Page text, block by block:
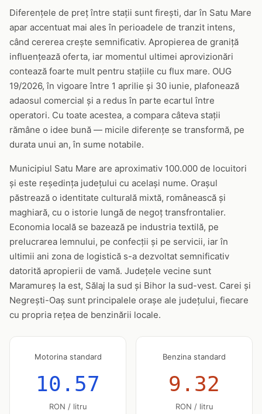
Diferențele de preț între stații sunt firești, dar în Satu Mare
apar accentuat mai ales în perioadele de tranzit intens,
când cererea crește semnificativ. Apropierea de graniță
influențează oferta, iar momentul ultimei aprovizionări
contează foarte mult pentru stațiile cu flux mare. OUG
19/2026, în vigoare între 1 aprilie și 30 iunie, plafonează
adaosul comercial și a redus în parte ecartul între
operatori. Cu toate acestea, a compara câteva stații
rămâne o idee bună — micile diferențe se transformă, pe
durata unui an, în sume notabile.
Municipiul Satu Mare are aproximativ 100.000 de locuitori
și este reședința județului cu același nume. Orașul
păstrează o identitate culturală mixtă, românească și
maghiară, cu o istorie lungă de negoț transfrontalier.
Economia locală se bazează pe industria textilă, pe
prelucrarea lemnului, pe confecții și pe servicii, iar în
ultimii ani zona de logistică s-a dezvoltat semnificativ
datorită apropierii de vamă. Județele vecine sunt
Maramureș la est, Sălaj la sud și Bihor la sud-vest. Carei și
Negrești-Oaș sunt principalele orașe ale județului, fiecare
cu propria rețea de benzinării locale.
Motorina standard
10.57
RON / litru
Benzina standard
9.32
RON / litru